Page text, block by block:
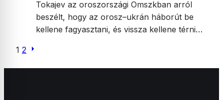
Tokajev az oroszországi Omszkban arról
beszélt, hogy az orosz–ukrán háborút be
kellene fagyasztani, és vissza kellene térni…
Posts
navigation
1 2